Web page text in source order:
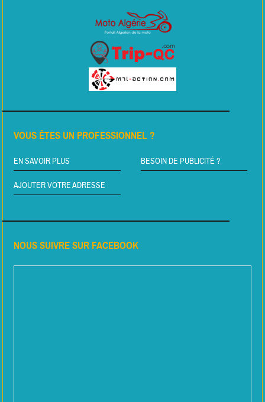
VOUS ÊTES UN PROFESSIONNEL ?
EN SAVOIR PLUS BESOIN DE PUBLICITÉ ?
AJOUTER VOTRE ADRESSE
NOUS SUIVRE SUR FACEBOOK